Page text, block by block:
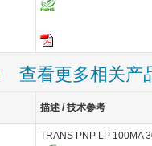
查看更多相关产
描述 / 技术参考
TRANS PNP LP 100MA